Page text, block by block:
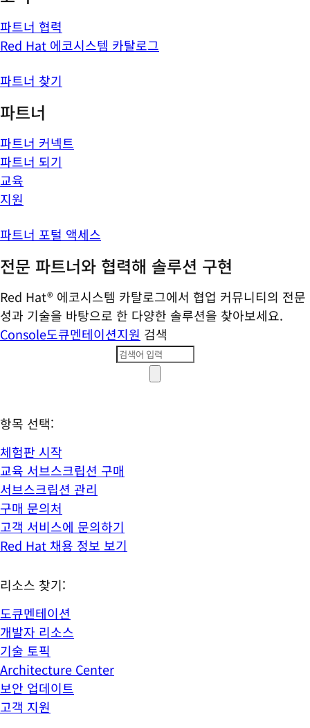
파트너 협력
Red Hat 에코시스템 카탈로그
파트너 찾기
파트너
파트너 커넥트
파트너 되기
교육
지원
파트너 포털 액세스
전문 파트너와 협력해 솔루션 구현
Red Hat® 에코시스템 카탈로그에서 협업 커뮤니티의 전문
성과 기술을 바탕으로 한 다양한 솔루션을 찾아보세요.
Console도큐멘테이션지원 검색
항목 선택:
체험판 시작
교육 서브스크립션 구매
서브스크립션 관리
구매 문의처
고객 서비스에 문의하기
Red Hat 채용 정보 보기
리소스 찾기:
도큐멘테이션
개발자 리소스
기술 토픽
Architecture Center
보안 업데이트
고객 지원